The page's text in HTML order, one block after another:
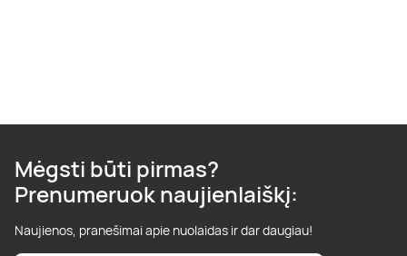
Mėgsti būti pirmas?
Prenumeruok naujienlaiškį:
Naujienos, pranešimai apie nuolaidas ir dar daugiau!